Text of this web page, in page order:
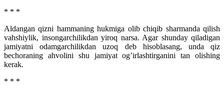
* * *
Aldangan qizni hammaning hukmiga olib chiqib sharmanda qilish
vahshiylik, insongarchilikdan yiroq narsa. Agar shunday qiladigan
jamiyatni odamgarchilikdan uzoq deb hisoblasang, unda qiz
bechoraning ahvolini shu jamiyat og’irlashtirganini tan olishing
kerak.
* * *